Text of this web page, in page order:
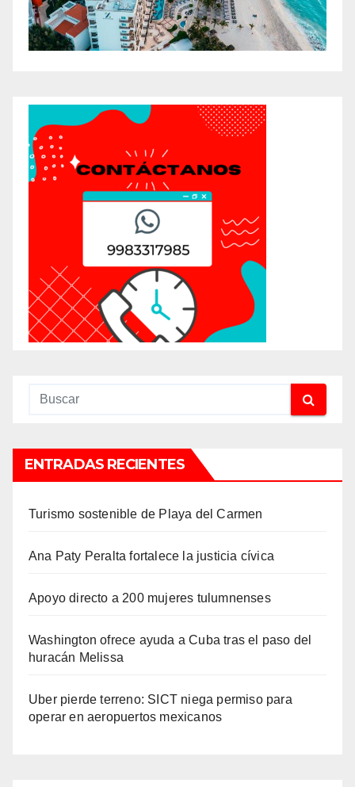
ENTRADAS RECIENTES
Turismo sostenible de Playa del Carmen
Ana Paty Peralta fortalece la justicia cívica
Apoyo directo a 200 mujeres tulumnenses
Washington ofrece ayuda a Cuba tras el paso del
huracán Melissa
Uber pierde terreno: SICT niega permiso para
operar en aeropuertos mexicanos